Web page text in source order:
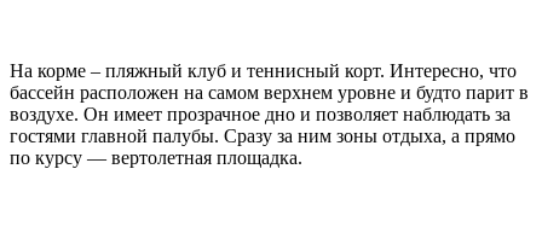
На корме – пляжный клуб и теннисный корт. Интересно, что
бассейн расположен на самом верхнем уровне и будто парит в
воздухе. Он имеет прозрачное дно и позволяет наблюдать за
гостями главной палубы. Сразу за ним зоны отдыха, а прямо
по курсу — вертолетная площадка.